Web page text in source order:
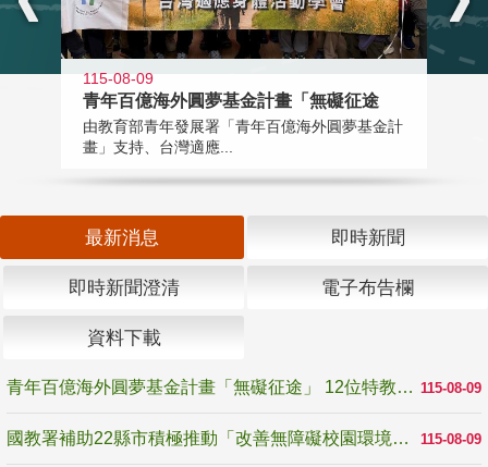
115-08-09
青年百億海外圓夢基金計畫「無礙征途
由教育部青年發展署「青年百億海外圓夢基金計
畫」支持、台灣適應...
最新消息 即時新聞
即時新聞澄清 電子布告欄
資料下載
115-08-09
青年百億海外圓夢基金計畫「無礙征途」 12位特教與弱勢青年勇闖西班牙 跨越感官限制見證生命蛻變
115-08-09
國教署補助22縣市積極推動「改善無障礙校園環境計畫」 打造友善、安全、無礙學習空間